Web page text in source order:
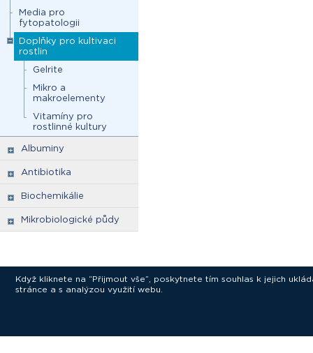
Media pro
fytopatologii
Doplňky pro kultivaci
rostlin
Gelrite
Mikro a
makroelementy
Vitamíny pro
rostlinné kultury
Albuminy
Antibiotika
Biochemikálie
Mikrobiologické půdy
Když kliknete na “Přijmout vše”, poskytnete tím souhlas k jejich
stránce a s analýzou využití webu.